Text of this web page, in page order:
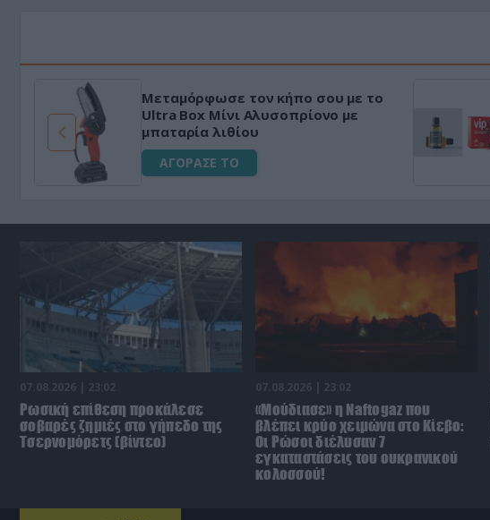
Μεταμόρφωσε τον κήπο σου με το
Ultra Box Μίνι Αλυσοπρίονο με
μπαταρία λιθίου
ΑΓΟΡΑΣΕ ΤΟ
07.08.2026 | 23:02
Ρωσική επίθεση προκάλεσε
σοβαρές ζημιές στο γήπεδο της
Τσερνομόρετς (βίντεο)
07.08.2026 | 23:02
«Μούδιασε» η Naftogaz που
βλέπει κρύο χειμώνα στο Κίεβο:
Οι Ρώσοι διέλυσαν 7
εγκαταστάσεις του ουκρανικού
κολοσσού!